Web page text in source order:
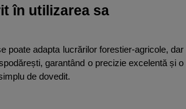
în utilizarea sa
poate adapta lucrărilor forestier-agricole, dar
garantând o precizie excelentă și o
de dovedit.